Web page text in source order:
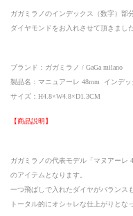
ガガミラノのインデックス（数字）部
ダイヤモンドをお入れさせて頂きまし
ブランド：ガガミラノ / GaGa milano
製品名：マニュアーレ 48mm インデッ
サイズ：H4.8×W4.8×D1.3CM
【商品説明】
ガガミラノの代表モデル「マヌアーレ
のアイテムとなります。
一つ飛ばしで入れたダイヤがバランス
トータル的にオシャレな仕上がりとな